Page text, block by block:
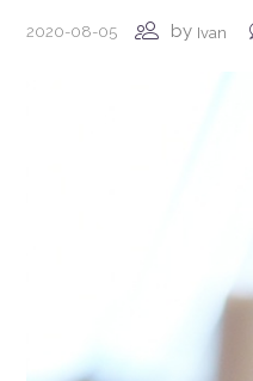
2020-08-05 by Ivan